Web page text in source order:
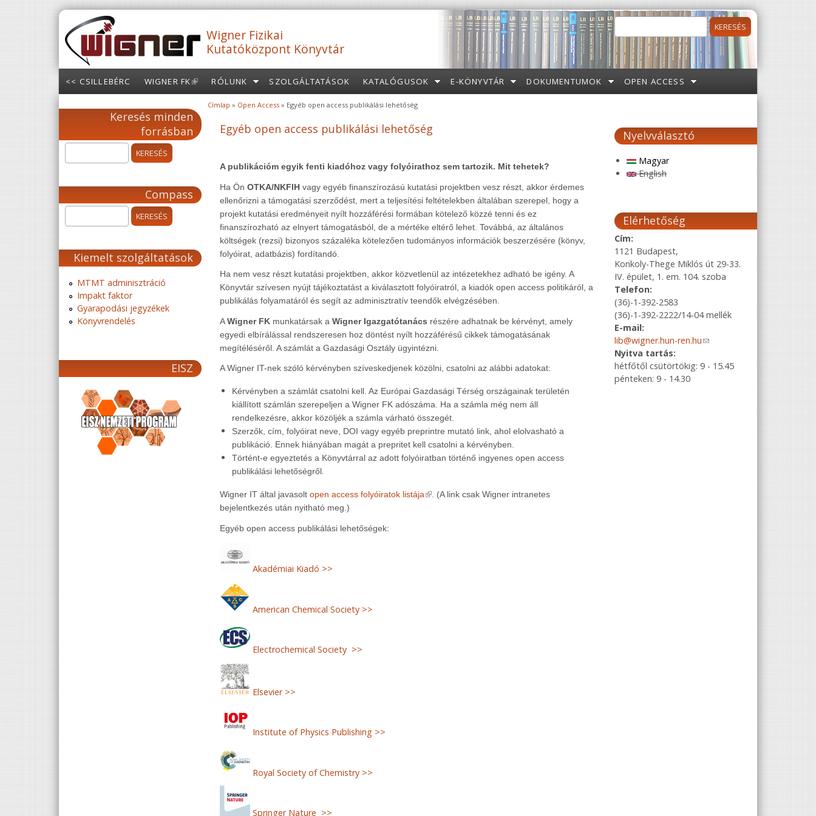
Ugrás a tartalomra
Wigner Fizikai
Kutatóközpont Könyvtár
Keresés űrlap
<< CSILLEBÉRC WIGNER FK(LINK IS
EXTERNAL)
RÓLUNK SZOLGÁLTATÁSOK KATALÓGUSOK E-KÖNYVTÁR DOKUMENTUMOK OPEN ACCESS
Keresés minden
forrásban
Compass
Kiemelt szolgáltatások
MTMT adminisztráció
Impakt faktor
Gyarapodási jegyzékek
Könyvrendelés
EISZ
Jelenlegi hely
Címlap » Open Access » Egyéb open access publikálási lehetőség
Egyéb open access publikálási lehetőség
A publikációm egyik fenti kiadóhoz vagy folyóirathoz sem tartozik. Mit tehetek?
Ha Ön OTKA/NKFIH vagy egyéb finanszírozású kutatási projektben vesz részt, akkor érdemes
ellenőrizni a támogatási szerződést, mert a teljesítési feltételekben általában szerepel, hogy a
projekt kutatási eredményeit nyílt hozzáférési formában kötelező közzé tenni és ez
finanszírozható az elnyert támogatásból, de a mértéke eltérő lehet. Továbbá, az általános
költségek (rezsi) bizonyos százaléka kötelezően tudományos információk beszerzésére (könyv,
folyóirat, adatbázis) fordítandó.
Ha nem vesz részt kutatási projektben, akkor közvetlenül az intézetekhez adható be igény. A
Könyvtár szívesen nyújt tájékoztatást a kiválasztott folyóiratról, a kiadók open access politikáról, a
publikálás folyamatáról és segít az adminisztratív teendők elvégzésében.
AWigner FK munkatársak a Wigner Igazgatótanács részére adhatnak be kérvényt, amely
egyedi elbírálással rendszeresen hoz döntést nyílt hozzáférésű cikkek támogatásának
megítéléséről. A számlát a Gazdasági Osztály ügyintézni.
A Wigner IT-nek szóló kérvényben szíveskedjenek közölni, csatolni az alábbi adatokat:
Kérvényben a számlát csatolni kell. Az Európai Gazdasági Térség országainak területén
kiállított számlán szerepeljen a Wigner FK adószáma. Ha a számla még nem áll
rendelkezésre, akkor közöljék a számla várható összegét.
Szerzők, cím, folyóirat neve, DOI vagy egyéb preprintre mutató link, ahol elolvasható a
publikáció. Ennek hiányában magát a prepritet kell csatolni a kérvényben.
Történt-e egyeztetés a Könyvtárral az adott folyóiratban történő ingyenes open access
publikálási lehetőségről.
Wigner IT által javasolt open access folyóiratok listája(link is external)
. (A link csak Wigner intranetes
bejelentkezés után nyitható meg.)
Egyéb open access publikálási lehetőségek:
Akadémiai Kiadó >>
American Chemical Society >>
Electrochemical Society >>
Elsevier >>
Institute of Physics Publishing >>
Royal Society of Chemistry >>
Springer Nature >>
Nyelvválasztó
Magyar
English
Elérhetőség
Cím:
1121 Budapest,
Konkoly-Thege Miklós út 29-33.
IV. épület, 1. em. 104. szoba
Telefon:
(36)-1-392-2583
(36)-1-392-2222/14-04 mellék
E-mail:
lib@wigner.hun-ren.hu(link sends e-
Nyitva tartás:
hétfőtől csütörtökig: 9 - 15.45
pénteken: 9 - 14.30